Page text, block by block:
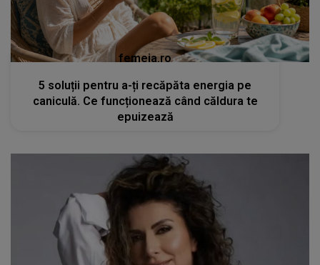
femeia.ro
5 soluții pentru a-ți recăpăta energia pe
caniculă. Ce funcționează când căldura te
epuizează